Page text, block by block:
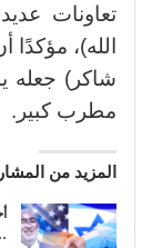
تعاونات
الله)،
شاكر) جعله
مطرب كبير.
المزيد من